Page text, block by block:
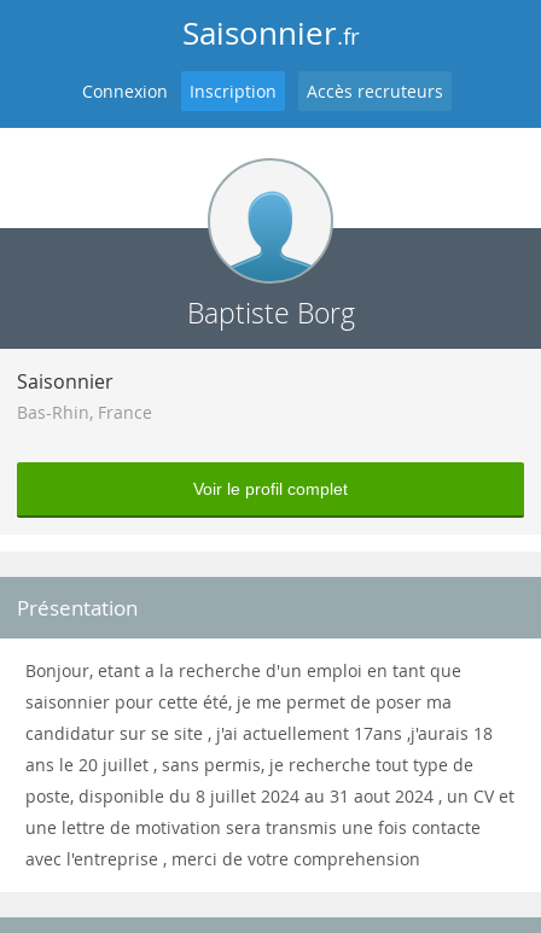
Saisonnier.fr
Connexion Inscription Accès recruteurs
Baptiste Borg
Saisonnier
Bas-Rhin, France
Voir le profil complet
Présentation
Bonjour, etant a la recherche d'un emploi en tant que
saisonnier pour cette été, je me permet de poser ma
candidatur sur se site , j'ai actuellement 17ans ,j'aurais 18
ans le 20 juillet , sans permis, je recherche tout type de
poste, disponible du 8 juillet 2024 au 31 aout 2024 , un CV et
une lettre de motivation sera transmis une fois contacte
avec l'entreprise , merci de votre comprehension